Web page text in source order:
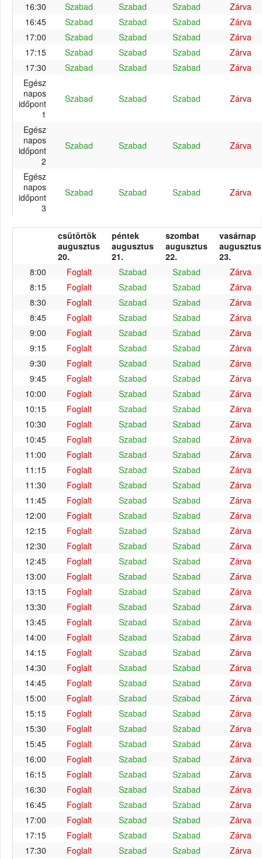
16:30 Szabad Szabad Szabad
Zárva
16:45
Szabad Szabad Szabad
Zárva
17:00
Szabad Szabad Szabad
Zárva
17:15
Szabad Szabad Szabad
Zárva
17:30
Szabad Szabad Szabad
Zárva
Egész
napos
időpont
1
Szabad Szabad Szabad Zárva
Egész
napos
időpont
2
Szabad Szabad Szabad Zárva
Egész
napos
időpont
3
Szabad Szabad Szabad Zárva
csütörtök
augusztus
20.
péntek
augusztus
21.
szombat
augusztus
22.
vasárnap
augusztus
23.
8:00
Foglalt Szabad Szabad
Zárva
8:15
Foglalt Szabad Szabad
Zárva
8:30
Foglalt Szabad Szabad
Zárva
8:45
Foglalt Szabad Szabad
Zárva
9:00
Foglalt Szabad Szabad
Zárva
9:15
Foglalt Szabad Szabad
Zárva
9:30
Foglalt Szabad Szabad
Zárva
9:45
Foglalt Szabad Szabad
Zárva
10:00
Foglalt Szabad Szabad
Zárva
10:15
Foglalt Szabad Szabad
Zárva
10:30
Foglalt Szabad Szabad
Zárva
10:45
Foglalt Szabad Szabad
Zárva
11:00
Foglalt Szabad Szabad
Zárva
11:15
Foglalt Szabad Szabad
Zárva
11:30
Foglalt Szabad Szabad
Zárva
11:45
Foglalt Szabad Szabad
Zárva
12:00
Foglalt Szabad Szabad
Zárva
12:15
Foglalt Szabad Szabad
Zárva
12:30
Foglalt Szabad Szabad
Zárva
12:45
Foglalt Szabad Szabad
Zárva
13:00
Foglalt Szabad Szabad
Zárva
13:15
Foglalt Szabad Szabad
Zárva
13:30
Foglalt Szabad Szabad
Zárva
13:45
Foglalt Szabad Szabad
Zárva
14:00
Foglalt Szabad Szabad
Zárva
14:15
Foglalt Szabad Szabad
Zárva
14:30
Foglalt Szabad Szabad
Zárva
14:45
Foglalt Szabad Szabad
Zárva
15:00
Foglalt Szabad Szabad
Zárva
15:15
Foglalt Szabad Szabad
Zárva
15:30
Foglalt Szabad Szabad
Zárva
15:45
Foglalt Szabad Szabad
Zárva
16:00
Foglalt Szabad Szabad
Zárva
16:15
Foglalt Szabad Szabad
Zárva
16:30
Foglalt Szabad Szabad
Zárva
16:45
Foglalt Szabad Szabad
Zárva
17:00
Foglalt Szabad Szabad
Zárva
17:15
Foglalt Szabad Szabad
Zárva
17:30
Foglalt Szabad Szabad
Zárva